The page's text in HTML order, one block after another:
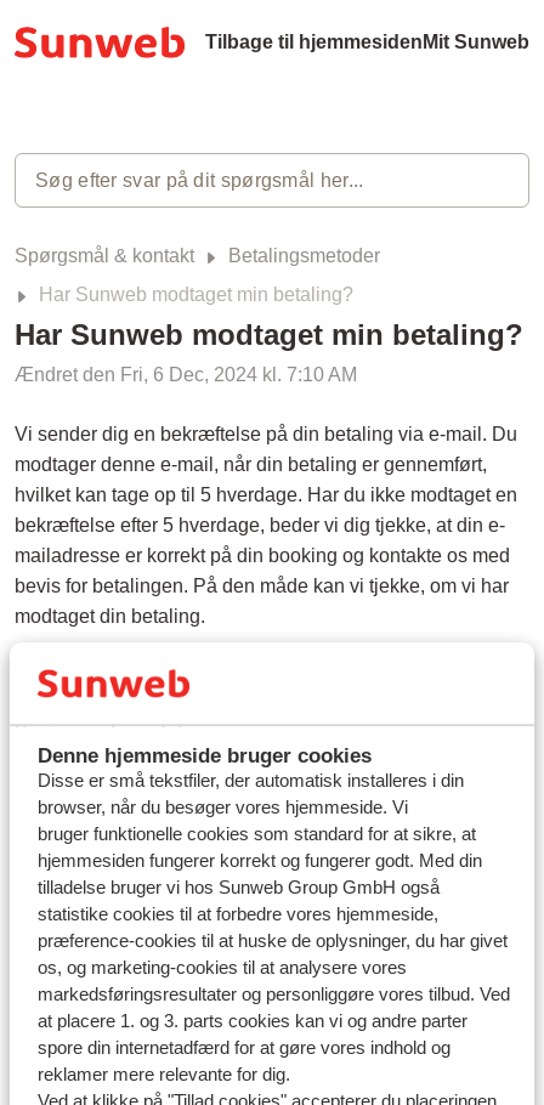
Denne hjemmeside bruger cookies
Disse er små tekstfiler, der automatisk installeres i din
browser, når du besøger vores hjemmeside. Vi
bruger funktionelle cookies som standard for at sikre, at
hjemmesiden fungerer korrekt og fungerer godt. Med din
tilladelse bruger vi hos Sunweb Group GmbH også
statistike cookies til at forbedre vores hjemmeside,
præference-cookies til at huske de oplysninger, du har givet
os, og marketing-cookies til at analysere vores
markedsføringsresultater og personliggøre vores tilbud. Ved
at placere 1. og 3. parts cookies kan vi og andre parter
spore din internetadfærd for at gøre vores indhold og
reklamer mere relevante for dig.
Tilbage til hjemmesiden Mit Sunweb
Spørgsmål & kontakt
Betalingsmetoder
Har Sunweb modtaget min betaling?
Har Sunweb modtaget min betaling?
Ændret den Fri, 6 Dec, 2024 kl. 7:10 AM
Vi sender dig en bekræftelse på din betaling via e-mail. Du
modtager denne e-mail, når din betaling er gennemført,
hvilket kan tage op til 5 hverdage. Har du ikke modtaget en
bekræftelse efter 5 hverdage, beder vi dig tjekke, at din e-
mailadresse er korrekt på din booking og kontakte os med
bevis for betalingen. På den måde kan vi tjekke, om vi har
modtaget din betaling.
Spørgsmål om det samme emne
Hvordan kan jeg betale min rejse?
Kan jeg betale med betalingskort?
Kan jeg betale med bankoverførsel?
Kan jeg betale med Trustly (online bankoverførsel)?
Relaterede spørgsmål
Kan jeg betale med min voucher?
Hvornår og hvordan fremsendes rejsedokumenterne?
Hvordan anmelder jeg en skade til min forsikring?
Hvor meget skal jeg betale i depositum?